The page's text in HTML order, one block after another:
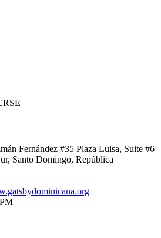
Fernández #35 Plaza Luisa, Suite #6
Santo Domingo, República